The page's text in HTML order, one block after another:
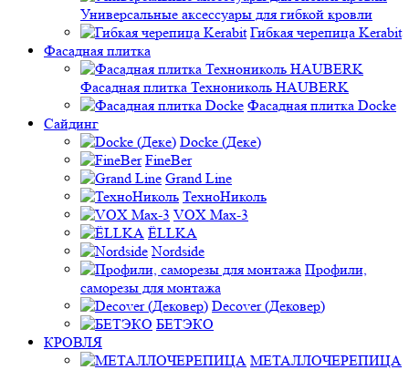
Универсальные аксессуары для гибкой кровли
Гибкая черепица Kerabit
Фасадная плитка
Фасадная плитка Технониколь HAUBERK
Фасадная плитка Docke
Сайдинг
Docke (Деке)
FineBer
Grand Line
ТехноНиколь
VOX Max-3
ЁLLKA
Nordside
Профили,
саморезы для монтажа
Decover (Дековер)
БЕТЭКО
КРОВЛЯ
МЕТАЛЛОЧЕРЕПИЦА